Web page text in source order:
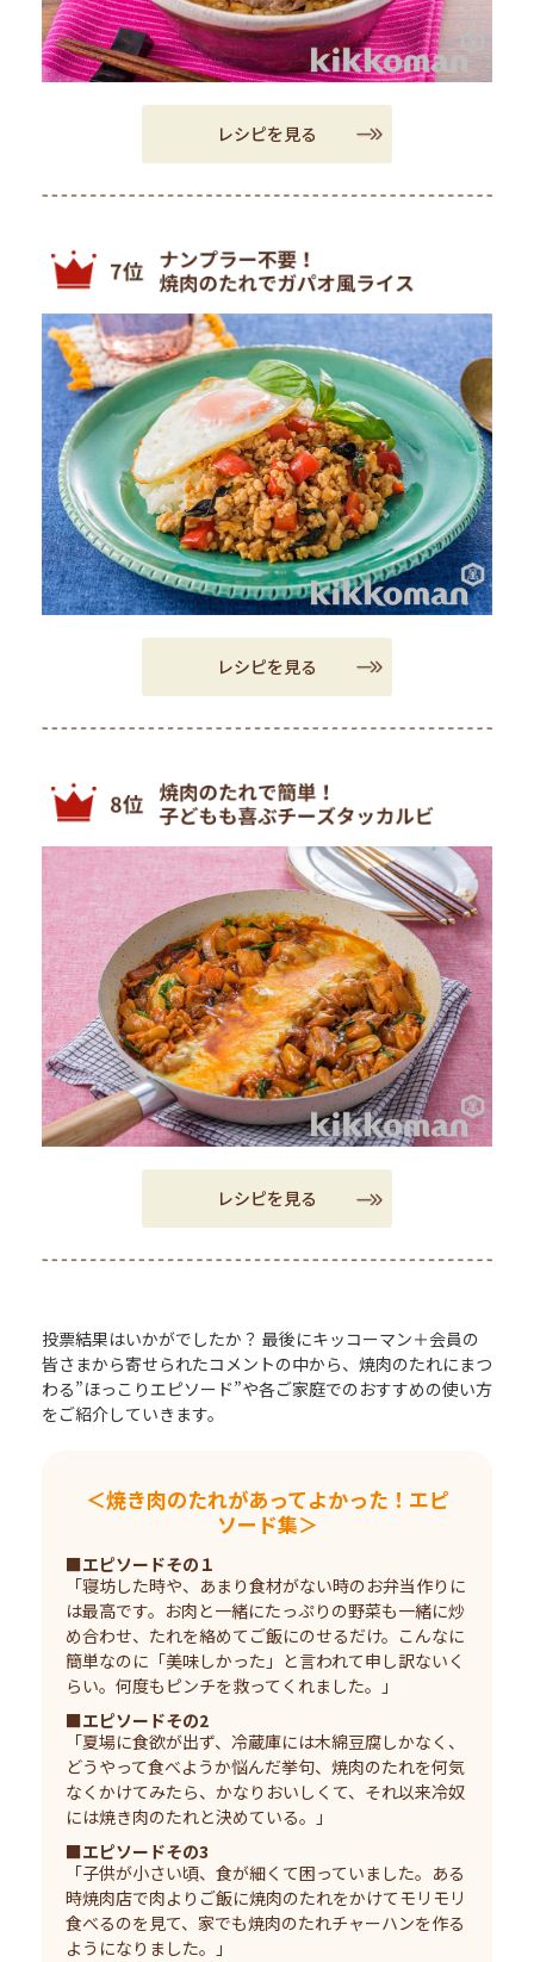
レシピを見る
レシピを見る
レシピを見る
投票結果はいかがでしたか？ 最後にキッコーマン＋会員の
皆さまから寄せられたコメントの中から、焼肉のたれにまつ
わる”ほっこりエピソード”や各ご家庭でのおすすめの使い方
をご紹介していきます。
＜焼き肉のたれがあってよかった！エピ
ソード集＞
■エピソードその１
「寝坊した時や、あまり食材がない時のお弁当作りに
は最高です。お肉と一緒にたっぷりの野菜も一緒に炒
め合わせ、たれを絡めてご飯にのせるだけ。こんなに
簡単なのに「美味しかった」と言われて申し訳ないく
らい。何度もピンチを救ってくれました。」
■エピソードその2
「夏場に食欲が出ず、冷蔵庫には木綿豆腐しかなく、
どうやって食べようか悩んだ挙句、焼肉のたれを何気
なくかけてみたら、かなりおいしくて、それ以来冷奴
には焼き肉のたれと決めている。」
■エピソードその3
「子供が小さい頃、食が細くて困っていました。ある
時焼肉店で肉よりご飯に焼肉のたれをかけてモリモリ
食べるのを見て、家でも焼肉のたれチャーハンを作る
ようになりました。」